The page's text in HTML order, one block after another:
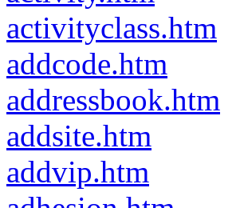
activityclass.htm
addcode.htm
addressbook.htm
addsite.htm
addvip.htm